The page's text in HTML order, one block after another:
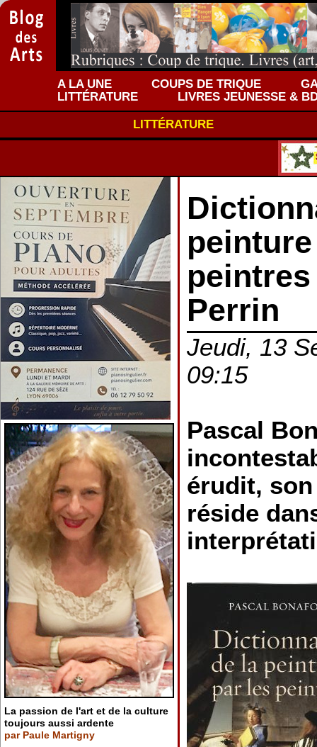
A LA UNE COUPS DE TRIQUE
LITTÉRATURE
LIVRES JEUNESSE &
LITTÉRATURE
La passion de l'art et de la culture
toujours aussi ardente
par Paule Martigny
Perrin
Jeudi, 13
09:15
Pascal
érudit,
réside